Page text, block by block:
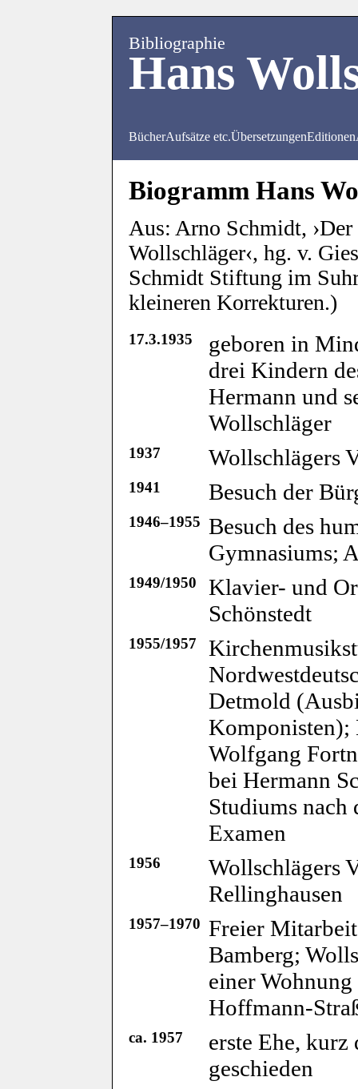
Bibliographie
Hans
BücherAufsätze etc.ÜbersetzungenEditionen
Biogramm Hans
Aus: Arno Schmidt,
Wollschläger‹, hg. v.
Schmidt Stiftung im
kleineren Korrekturen.)
17.3.1935
geboren in
drei Kindern
Hermann und
Wollschläger
1937 Wollschlägers
1941 Besuch der
1946–1955 Besuch des
Gymnasiums;
1949/1950
Klavier- und
Schönstedt
1955/1957
Detmold
Komponisten);
Wolfgang
bei Hermann
Studiums
Examen
1956
Wollschlägers
Rellinghausen
1957–1970 Freier
Bamberg;
einer
Hoffmann-
ca. 1957
erste Ehe, kurz
geschieden